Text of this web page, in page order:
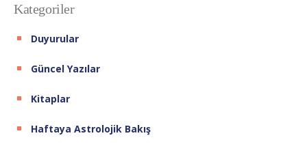
Kategoriler
Duyurular
Güncel Yazılar
Kitaplar
Haftaya Astrolojik Bakış